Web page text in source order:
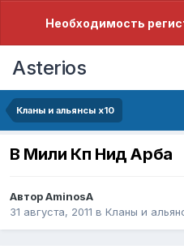
Необходимость
Asterios
Кланы и альянсы x10
В Мили Кп Нид Арба
АвторAminosA
31 августа, 2011 в Кланы и